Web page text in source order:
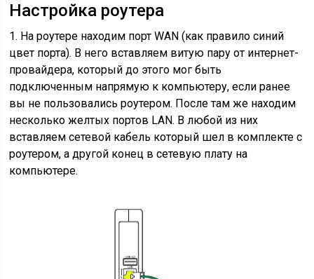
Настройка роутера
1. На роутере находим порт WAN (как правило синий
цвет порта). В него вставляем витую пару от интернет-
провайдера, который до этого мог быть
подключенным напрямую к компьютеру, если ранее
вы не пользовались роутером. После там же находим
несколько желтых портов LAN. В любой из них
вставляем сетевой кабель который шел в комплекте с
роутером, а другой конец в сетевую плату на
компьютере.